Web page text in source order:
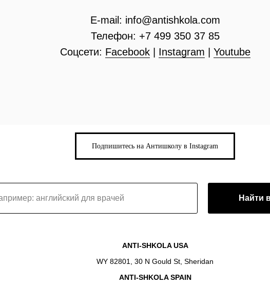
E-mail: info@antishkola.com
Телефон: +7 499 350 37 85
Соцсети: Facebook| Instagram Youtube
Подпишитесь на Антишколу в Instagram
Найти
ANTI-SHKOLA USA
WY 82801, 30 N Gould St, Sheridan
ANTI-SHKOLA SPAIN